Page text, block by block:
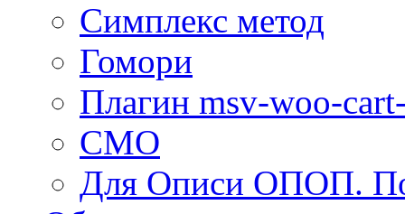
Симплекс метод
Гомори
Плагин msv-woo-
СМО
Для Описи ОПОП.